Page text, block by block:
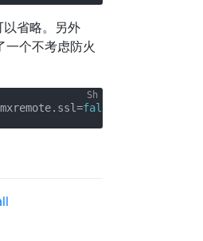
省略。另外
个不考虑防火
false